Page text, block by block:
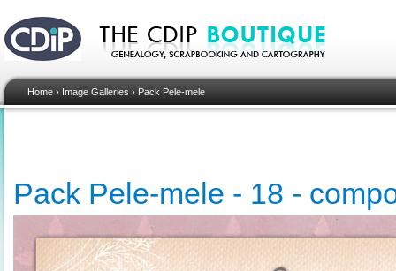
Home › Image Galleries › Pack Pele-mele
Pack Pele-mele - 18 -